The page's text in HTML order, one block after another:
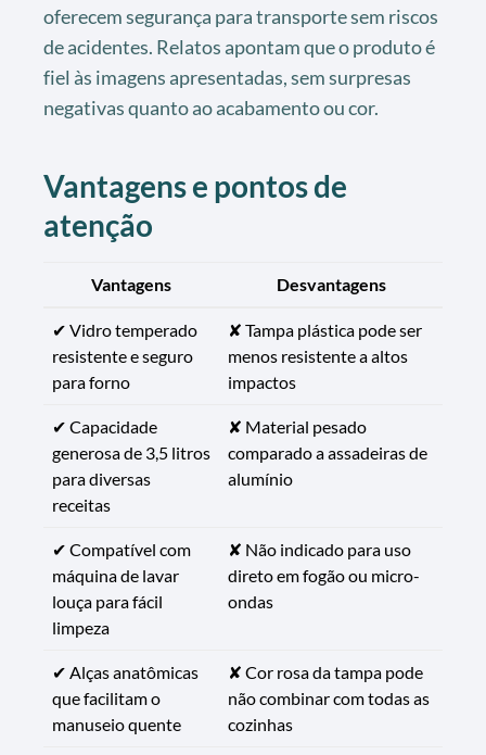
oferecem segurança para transporte sem riscos
de acidentes. Relatos apontam que o produto é
fiel às imagens apresentadas, sem surpresas
negativas quanto ao acabamento ou cor.
Vantagens e pontos de
atenção
Vantagens Desvantagens
✔ Vidro temperado
resistente e seguro
para forno
✘ Tampa plástica pode ser
menos resistente a altos
impactos
✔ Capacidade
generosa de 3,5 litros
para diversas
receitas
✘ Material pesado
comparado a assadeiras de
alumínio
✔ Compatível com
máquina de lavar
louça para fácil
limpeza
✘ Não indicado para uso
direto em fogão ou micro-
ondas
✔ Alças anatômicas
que facilitam o
manuseio quente
✘ Cor rosa da tampa pode
não combinar com todas as
cozinhas